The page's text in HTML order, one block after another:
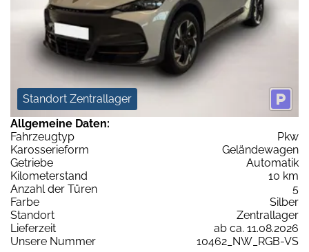
Standort Zentrallager
Allgemeine Daten:
Fahrzeugtyp
Pkw
Karosserieform
Geländewagen
Getriebe
Automatik
Kilometerstand
10 km
Anzahl der Türen
5
Farbe
Silber
Standort
Zentrallager
Lieferzeit
ab ca. 11.08.2026
Unsere Nummer
10462_NW_RGB-VS